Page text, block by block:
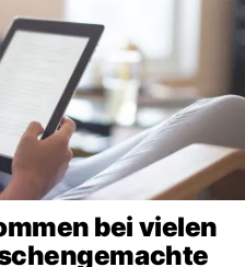
bei vielen